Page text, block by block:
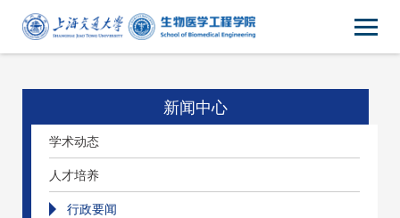
新闻中心
学术动态
人才培养
行政要闻